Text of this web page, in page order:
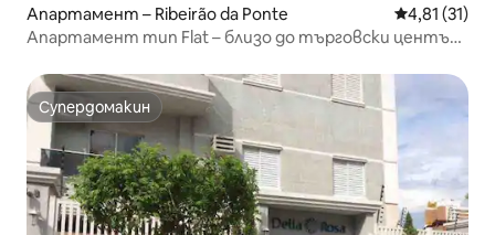
Апартамент – Ribeirão da Ponte Средна
4,81 (31)
Апартамент тип Flat – близо до търговски център
Супердомакин
Супердомакин